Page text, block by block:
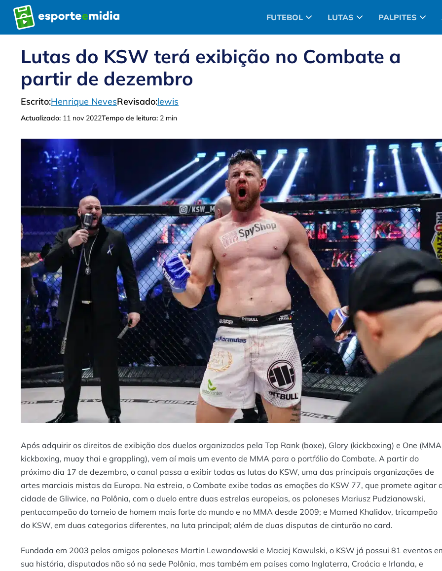
Pular
para
o
FUTEBOL LUTAS PALPITES
Lutas do KSW terá exibição no Combate a
partir de dezembro
Escrito:Henrique NevesRevisado:lewis
Actualizado: 11 nov 2022Tempo de leitura: 2 min
Após adquirir os direitos de exibição dos duelos organizados pela Top Rank (boxe), Glory (kickboxing) e One
kickboxing, muay thai e grappling), vem aí mais um evento de MMA para o portfólio do Combate. A partir do
próximo dia 17 de dezembro, o canal passa a exibir todas as lutas do KSW, uma das principais organizações de
artes marciais mistas da Europa. Na estreia, o Combate exibe todas as emoções do KSW 77, que promete agitar
cidade de Gliwice, na Polônia, com o duelo entre duas estrelas europeias, os poloneses Mariusz Pudzianowski,
pentacampeão do torneio de homem mais forte do mundo e no MMA desde 2009; e Mamed Khalidov, tricampeão
do KSW, em duas categorias diferentes, na luta principal; além de duas disputas de cinturão no card.
Fundada em 2003 pelos amigos poloneses Martin Lewandowski e Maciej Kawulski, o KSW já possui 81 eventos
sua história, disputados não só na sede Polônia, mas também em países como Inglaterra, Croácia e Irlanda, e